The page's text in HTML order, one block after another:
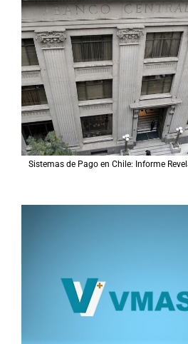
Sistemas de Pago en Chile: Informe